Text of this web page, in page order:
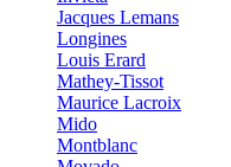
Jacques Lemans
Longines
Louis Erard
Mathey-Tissot
Maurice Lacroix
Mido
Montblanc